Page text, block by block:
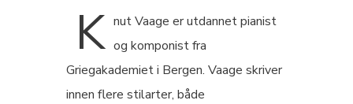
K nut Vaage er utdannet pianist
og komponist fra
Griegakademiet i Bergen. Vaage skriver
innen flere stilarter, både